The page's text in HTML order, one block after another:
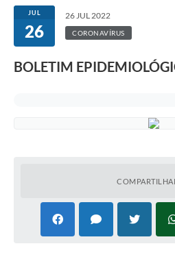
JUL
26
26 JUL 2022
CORONAVÍRUS
BOLETIM